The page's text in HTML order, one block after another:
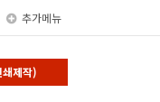
추가메뉴
제작)